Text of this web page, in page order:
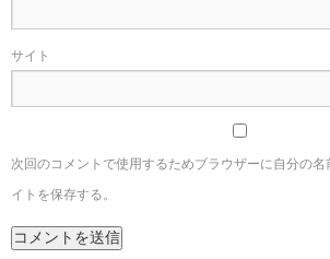
サイト
次回のコメントで使用するためブラウザーに自分の
イトを保存する。